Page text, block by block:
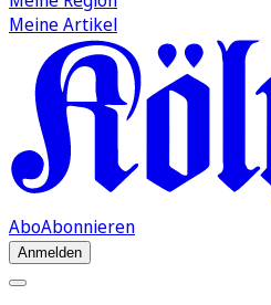
Meine Artikel
AboAbonnieren
Anmelden